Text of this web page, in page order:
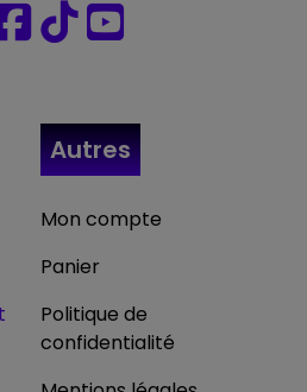
Autres
Mon compte
Panier
Politique de
confidentialité